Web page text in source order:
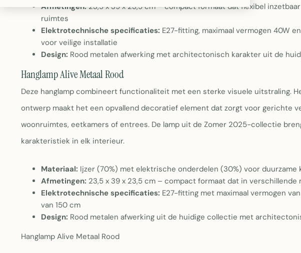
Afmetingen:23,5 x 39 x 23,5 cm – compact formaat dat flexibel
ruimtes
Elektrotechnische specificaties: E27-fitting, maximaal vermogen 40W
voor veilige installatie
Design: Rood metalen afwerking met architectonisch karakter uit de
Hanglamp Alive Metaal Rood
Deze hanglamp combineert functionaliteit met een sterke visuele uitstraling.
ontwerp maakt het een opvallend decoratief element dat zorgt voor gerichte
woonruimtes, eetkamers of entrees. De lamp uit de Zomer 2025-collectie
karakteristiek in elk interieur.
Materiaal: Ijzer (70%) met elektrische onderdelen (30%) voor duurzame
Afmetingen: 23,5 x 39 x 23,5 cm – compact formaat dat in verschillende
Elektrotechnische specificaties: E27-fitting met maximaal vermogen
van 150 cm
Design: Rood metalen afwerking uit de huidige collectie met
Hanglamp Alive Metaal Rood